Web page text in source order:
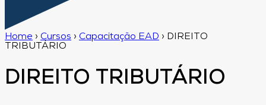
Home › Cursos › Capacitação EAD › DIREITO
TRIBUTÁRIO
DIREITO TRIBUTÁRIO